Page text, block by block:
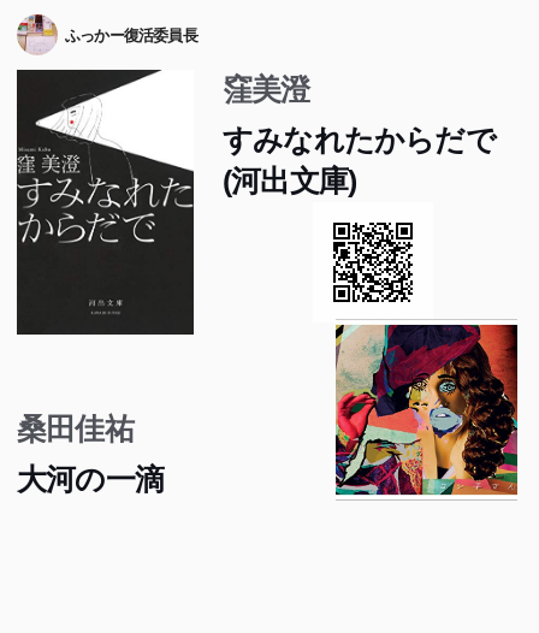
ふっかー復活委員長
窪美澄
すみなれたからだで
(河出文庫)
桑田佳祐
大河の一滴